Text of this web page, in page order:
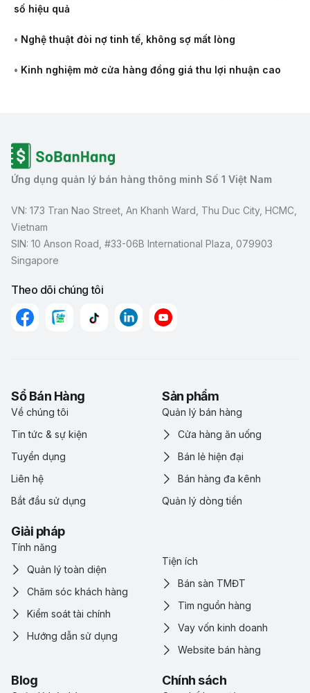
số hiệu quả
• Nghệ thuật đòi nợ tinh tế, không sợ mất lòng
• Kinh nghiệm mở cửa hàng đồng giá thu lợi nhuận cao
Ứng dụng quản lý bán hàng thông minh Số 1 Việt Nam
VN: 173 Tran Nao Street, An Khanh Ward, Thu Duc City, HCMC,
Vietnam
SIN: 10 Anson Road, #33-06B International Plaza, 079903
Singapore
Theo dõi chúng tôi
Sổ Bán Hàng
Về chúng tôi
Tin tức & sự kiện
Tuyển dụng
Liên hệ
Bắt đầu sử dụng
Sản phẩm
Quản lý bán hàng
Cửa hàng ăn uống
Bán lẻ hiện đại
Bán hàng đa kênh
Quản lý dòng tiền
Giải pháp
Tính năng
Quản lý toàn diện
Chăm sóc khách hàng
Kiểm soát tài chính
Hướng dẫn sử dụng
Tiện ích
Bán sàn TMĐT
Tìm nguồn hàng
Vay vốn kinh doanh
Website bán hàng
Blog Chính sách